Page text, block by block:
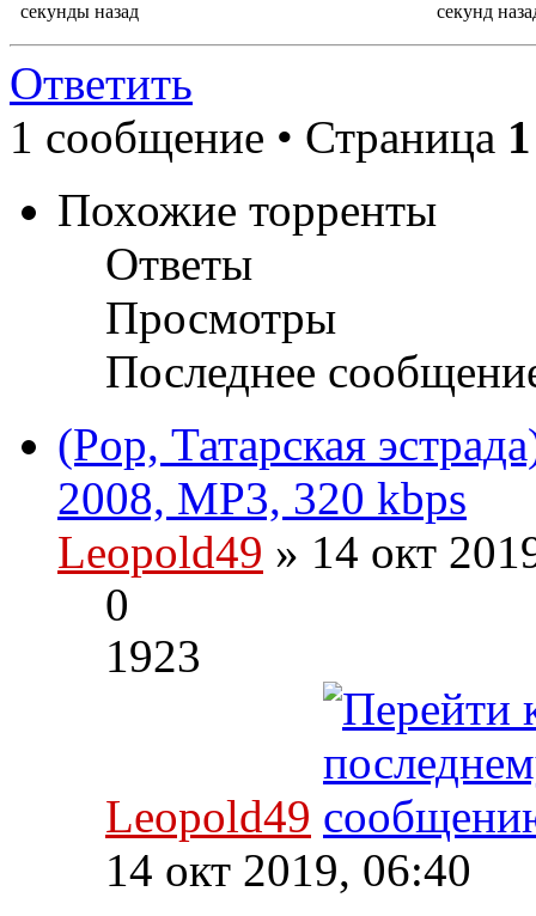
секунды назад
секунд
Ответить
1 сообщение • Страница 1
Похожие торренты
Ответы
Просмотры
Последнее
(Pop, Татарская
2008, MP3, 320 kbps
Leopold49 » 14 окт
0
1923
Leopold49
14 окт 2019, 06:40